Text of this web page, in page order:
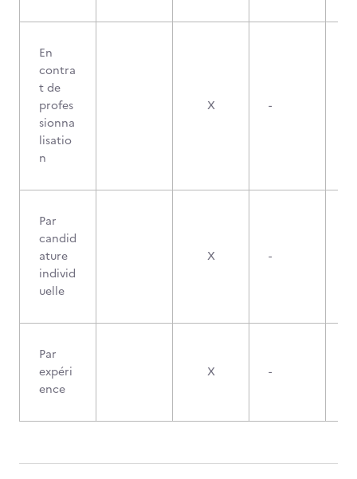
En
contra
t de
profes
sionna
lisatio
n
X -
Par
candid
ature
individ
uelle
X -
Par
expéri
ence
X -